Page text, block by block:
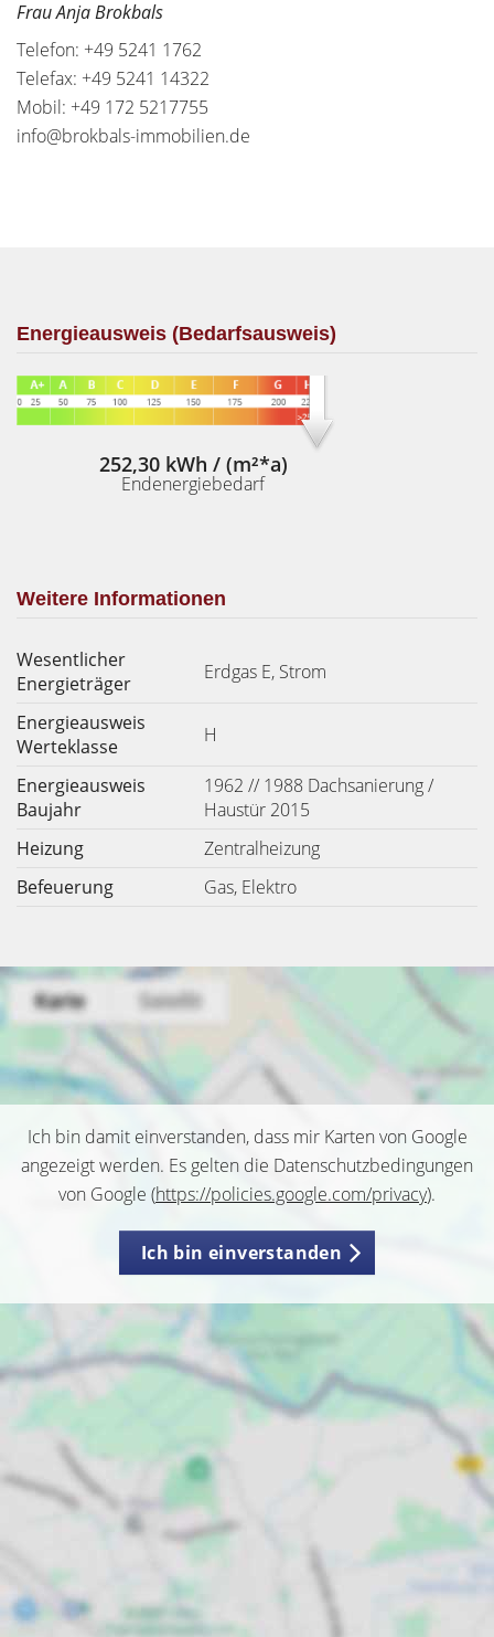
Frau Anja Brokbals
Telefon: +49 5241 1762
Telefax: +49 5241 14322
Mobil: +49 172 5217755
info@brokbals-immobilien.de
Energieausweis (Bedarfsausweis)
252,30 kWh / (m²*a)
Endenergiebedarf
Weitere Informationen
Wesentlicher
Energieträger
Erdgas E, Strom
Energieausweis
Werteklasse
H
Energieausweis
Baujahr
1962 // 1988 Dachsanierung /
Haustür 2015
Heizung
Zentralheizung
Befeuerung
Gas, Elektro
Ich bin damit einverstanden, dass mir Karten von Google
angezeigt werden. Es gelten die Datenschutzbedingungen
von Google (https://policies.google.com/privacy).
Ich bin einverstanden